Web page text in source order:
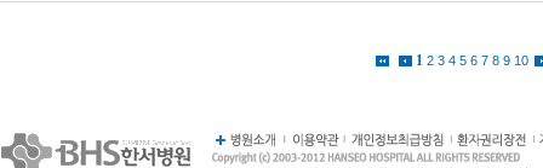
1 2 3 4 5 6 7 8 9 10